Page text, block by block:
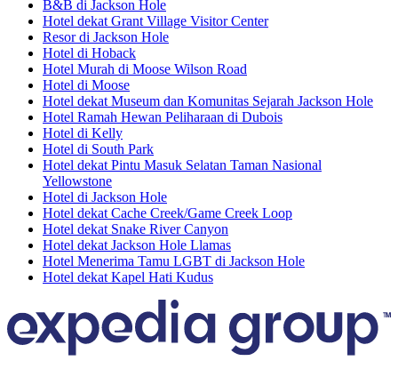
B&B di Jackson Hole
Hotel dekat Grant Village Visitor Center
Resor di Jackson Hole
Hotel di Hoback
Hotel Murah di Moose Wilson Road
Hotel di Moose
Hotel dekat Museum dan Komunitas Sejarah Jackson Hole
Hotel Ramah Hewan Peliharaan di Dubois
Hotel di Kelly
Hotel di South Park
Hotel dekat Pintu Masuk Selatan Taman Nasional
Yellowstone
Hotel di Jackson Hole
Hotel dekat Cache Creek/Game Creek Loop
Hotel dekat Snake River Canyon
Hotel dekat Jackson Hole Llamas
Hotel Menerima Tamu LGBT di Jackson Hole
Hotel dekat Kapel Hati Kudus